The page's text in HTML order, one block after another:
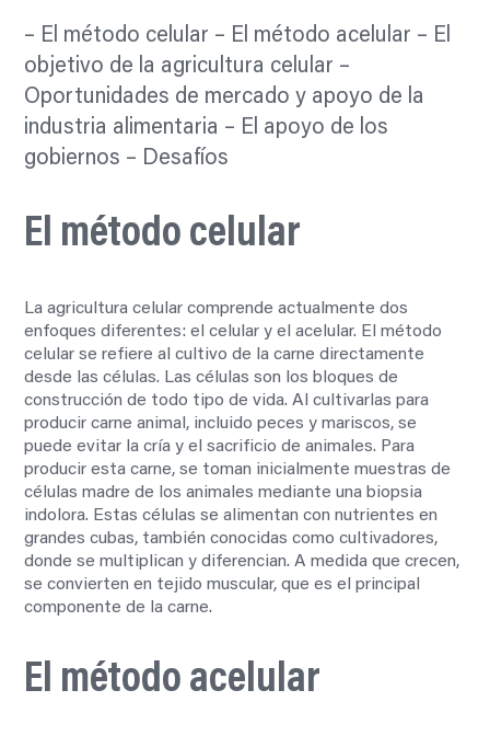
– El método celular – El método acelular – El
objetivo de la agricultura celular –
Oportunidades de mercado y apoyo de la
industria alimentaria – El apoyo de los
gobiernos – Desafíos
El método celular
La agricultura celular comprende actualmente dos
enfoques diferentes: el celular y el acelular. El método
celular se refiere al cultivo de la carne directamente
desde las células. Las células son los bloques de
construcción de todo tipo de vida. Al cultivarlas para
producir carne animal, incluido peces y mariscos, se
puede evitar la cría y el sacrificio de animales. Para
producir esta carne, se toman inicialmente muestras de
células madre de los animales mediante una biopsia
indolora. Estas células se alimentan con nutrientes en
grandes cubas, también conocidas como cultivadores,
donde se multiplican y diferencian. A medida que crecen,
se convierten en tejido muscular, que es el principal
componente de la carne.
El método acelular